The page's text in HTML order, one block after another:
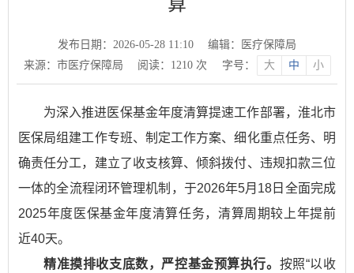
发布日期：2026-05-28 11:10
编辑：医疗保障局
来源：市医疗保障局
阅读： 1210次 字号： 大 中 小
为深入推进医保基金年度清算提速工作部署，淮北市
医保局组建工作专班、制定工作方案、细化重点任务、明
确责任分工，建立了收支核算、倾斜拨付、违规扣款三位
一体的全流程闭环管理机制，于2026年5月18日全面完成
2025年度医保基金年度清算任务，清算周期较上年提前
近40天。
精准摸排收支底数，严控基金预算执行。 按照“以收